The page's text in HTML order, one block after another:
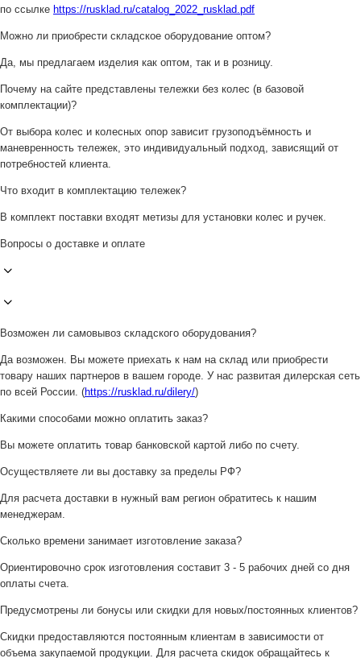
по ссылке https://rusklad.ru/catalog_2022_rusklad.pdf
Можно ли приобрести складское оборудование оптом?
Да, мы предлагаем изделия как оптом, так и в розницу.
Почему на сайте представлены тележки без колес (в базовой
комплектации)?
От выбора колес и колесных опор зависит грузоподъёмность и
маневренность тележек, это индивидуальный подход, зависящий от
потребностей клиента.
Что входит в комплектацию тележек?
В комплект поставки входят метизы для установки колес и ручек.
Вопросы о доставке и оплате
Возможен ли самовывоз складского оборудования?
Да возможен. Вы можете приехать к нам на склад или приобрести
товару наших партнеров в вашем городе. У нас развитая дилерская сеть
по всей России. (https://rusklad.ru/dilery/)
Какими способами можно оплатить заказ?
Вы можете оплатить товар банковской картой либо по счету.
Осуществляете ли вы доставку за пределы РФ?
Для расчета доставки в нужный вам регион обратитесь к нашим
менеджерам.
Сколько времени занимает изготовление заказа?
Ориентировочно срок изготовления составит 3 - 5 рабочих дней со дня
оплаты счета.
Предусмотрены ли бонусы или скидки для новых/постоянных клиентов?
Скидки предоставляются постоянным клиентам в зависимости от
объема закупаемой продукции. Для расчета скидок обращайтесь к